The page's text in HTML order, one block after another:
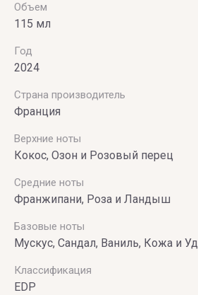
Объем
115 мл
Год
2024
Страна производитель
Франция
Верхние ноты
Кокос, Озон и Розовый перец
Средние ноты
Франжипани, Роза и Ландыш
Базовые ноты
Мускус, Сандал, Ваниль, Кожа и Уд
Классификация
EDP